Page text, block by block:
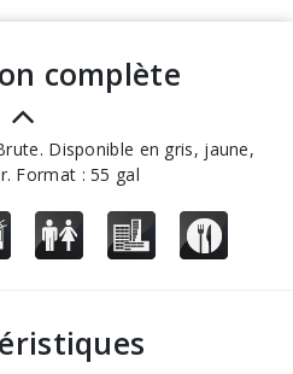
complète
Format : 55 gal